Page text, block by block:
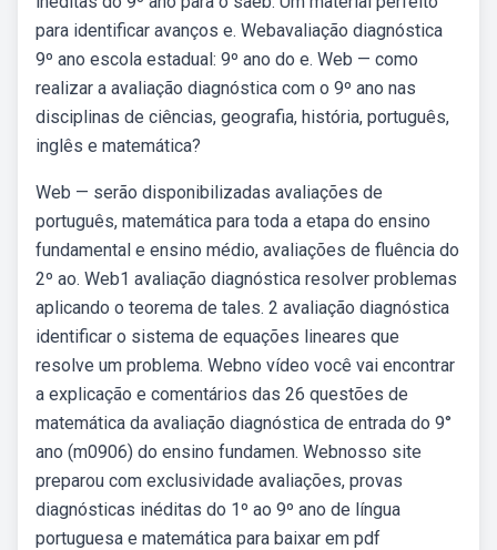
para identificar avanços e. Webavaliação diagnóstica
9º ano escola estadual: 9º ano do e. Web — como
realizar a avaliação diagnóstica com o 9º ano nas
disciplinas de ciências, geografia, história, português,
inglês e matemática?
Web — serão disponibilizadas avaliações de
português, matemática para toda a etapa do ensino
fundamental e ensino médio, avaliações de fluência do
2º ao. Web1 avaliação diagnóstica resolver problemas
aplicando o teorema de tales. 2 avaliação diagnóstica
identificar o sistema de equações lineares que
resolve um problema. Webno vídeo você vai encontrar
a explicação e comentários das 26 questões de
matemática da avaliação diagnóstica de entrada do 9°
ano (m0906) do ensino fundamen. Webnosso site
preparou com exclusividade avaliações, provas
diagnósticas inéditas do 1º ao 9º ano de língua
portuguesa e matemática para baixar em pdf